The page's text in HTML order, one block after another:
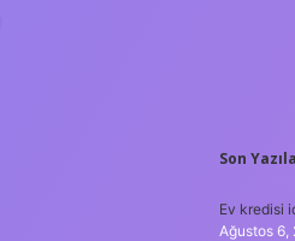
Son
Ev kredisi
Ağustos 6,